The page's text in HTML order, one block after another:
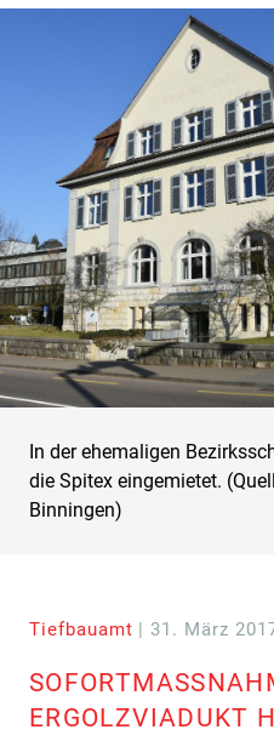
In der ehemaligen
die Spitex eingemietet.
Binningen)
Tiefbauamt | 31. März
ERGOLZVIADUKT